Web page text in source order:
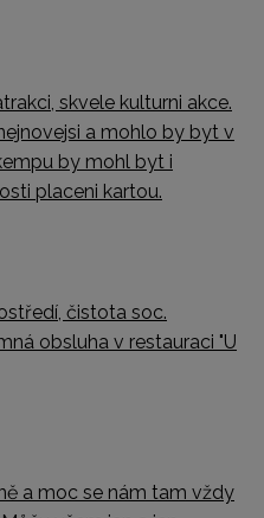
skvele kulturni akce.
a mohlo by byt v
by mohl byt i
placeni kartou.
čistota soc.
obsluha v restauraci "U
a moc se nám tam vždy